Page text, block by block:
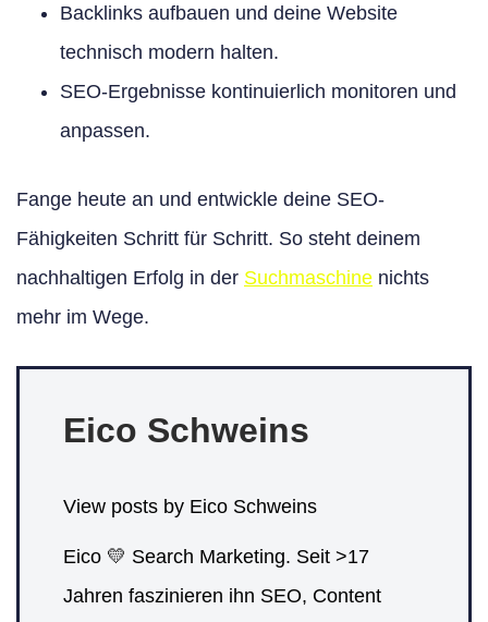
Backlinks aufbauen und deine Website
technisch modern halten.
SEO-Ergebnisse kontinuierlich monitoren und
anpassen.
Fange heute an und entwickle deine SEO-
Fähigkeiten Schritt für Schritt. So steht deinem
nachhaltigen Erfolg in der Suchmaschine nichts
mehr im Wege.
Eico Schweins
View posts by Eico Schweins
Eico 💛 Search Marketing. Seit >17
Jahren faszinieren ihn SEO, Content